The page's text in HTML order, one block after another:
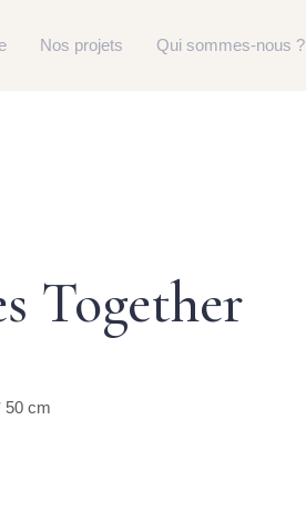
Nos projets Qui sommes-nous ?
Together
50 cm